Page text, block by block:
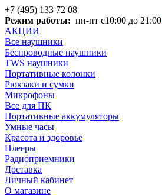
+7 (495) 133 72 08
Режим работы: пн-пт с10:00 до 21:00
АКЦИИ
Все наушники
Беспроводные наушники
TWS наушники
Портативные колонки
Рюкзаки и сумки
Микрофоны
Все для ПК
Портативные аккумуляторы
Умные часы
Красота и здоровье
Плееры
Радиоприемники
Доставка
Личный кабинет
О магазине